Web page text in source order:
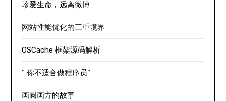
珍爱生命，远离微博
网站性能优化的三重境界
OSCache 框架源码解析
“ 你不适合做程序员”
画圆画方的故事